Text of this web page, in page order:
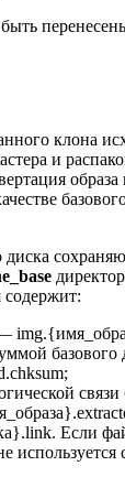
клона
и
связи
Если
используется